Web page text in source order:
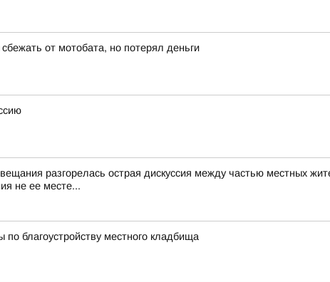
от мотобата, но потерял деньги
разгорелась острая дискуссия между частью местных
не ее месте...
благоустройству местного кладбища